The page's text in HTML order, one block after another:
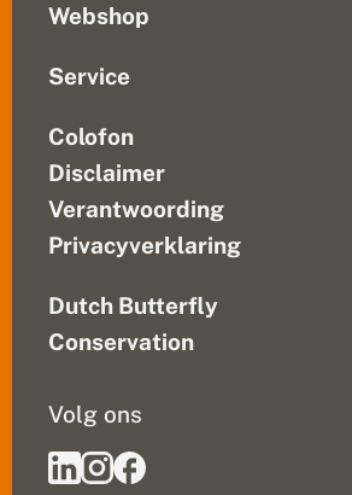
Webshop
Service
Colofon
Disclaimer
Verantwoording
Privacyverklaring
Dutch Butterfly
Conservation
Volg ons